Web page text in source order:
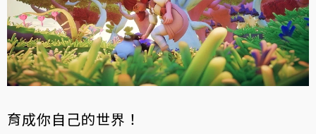
育成你自己的世界！